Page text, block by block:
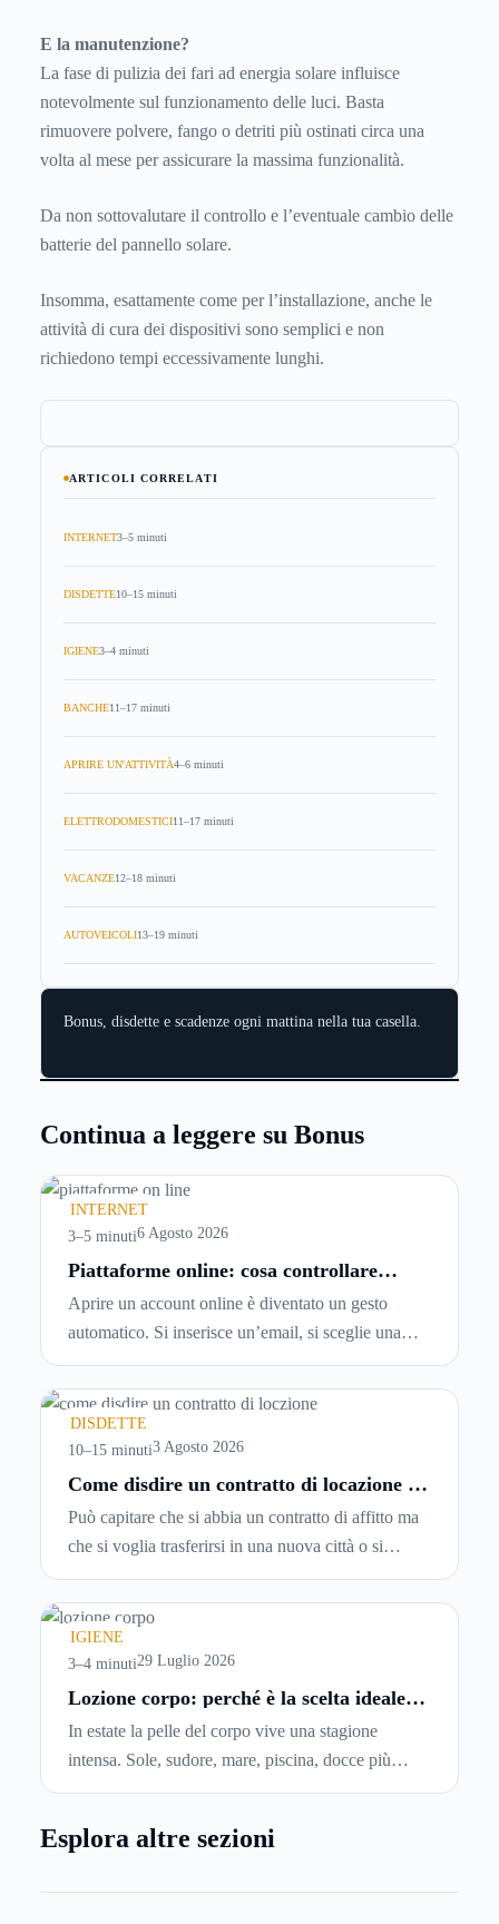
E la manutenzione?
La fase di pulizia dei fari ad energia solare influisce
notevolmente sul funzionamento delle luci. Basta
rimuovere polvere, fango o detriti più ostinati circa una
volta al mese per assicurare la massima funzionalità.
Da non sottovalutare il controllo e l’eventuale cambio delle
batterie del pannello solare.
Insomma, esattamente come per l’installazione, anche le
attività di cura dei dispositivi sono semplici e non
richiedono tempi eccessivamente lunghi.
ARTICOLI CORRELATI
INTERNET3–5 minuti
DISDETTE10–15 minuti
IGIENE3–4 minuti
BANCHE11–17 minuti
APRIRE UN'ATTIVITÀ4–6 minuti
ELETTRODOMESTICI11–17 minuti
VACANZE12–18 minuti
AUTOVEICOLI13–19 minuti
Bonus, disdette e scadenze ogni mattina nella tua casella.
Continua a leggere su Bonus
INTERNET
3–5 minuti6 Agosto 2026
Piattaforme online: cosa controllare
prima di iscriversi e usare servizi in
tempo reale
Aprire un account online è diventato un gesto
automatico. Si inserisce un’email, si sceglie una
password, si accetta una serie di condizioni senza
leggerle davvero. Tutto avviene in pochi minuti,
spesso senza che ci si fermi a capire dove si sta
entrando.
DISDETTE
10–15 minuti3 Agosto 2026
Come disdire un contratto di locazione in
modo corretto ed efficace
Può capitare che si abbia un contratto di affitto ma
che si voglia trasferirsi in una nuova città o si
abbiano problemi a pagare il canone, per cui si
comincia a cercare un’altra abitazione: è legittimo
chiedersi se è possibile
locazioneprima che scada. In questa guida
capiremo come inviare la disdetta per un contratto
IGIENE
3–4 minuti29 Luglio 2026
Lozione corpo: perché è la scelta ideale
In estate la pelle del corpo vive una stagione
intensa. Sole, sudore, mare, piscina, docce più
frequenti e aria condizionata possono renderla
meno confortevole. Eppure, proprio nei mesi caldi,
Esplora altre sezioni